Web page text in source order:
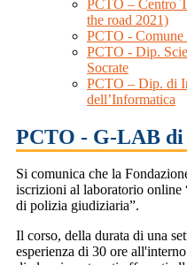
PCTO – Centro
the road 2021)
PCTO - Comune
PCTO - Dip.
Socrate
PCTO – Dip. di
dell’Informatica
PCTO - G-LAB
Si comunica che la
iscrizioni al laboratorio online
di polizia giudiziaria”.
Il corso, della durata di una
esperienza di 30 ore